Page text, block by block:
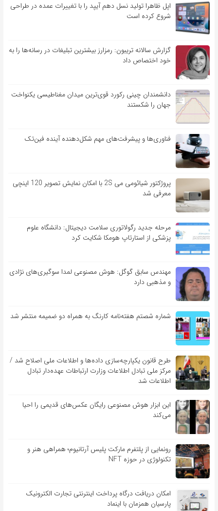
اپل ظاهرا تولید نسل دهم آیپد را با تغییرات عمده در طراحی
شروع کرده است
گزارش سالانه تریبون: رمزارز بیشترین تبلیغات در رسانه‌ها را به
خود اختصاص داد
دانشمندان چینی رکورد قوی‌ترین میدان مغناطیسی یکنواخت
جهان را شکستند
فناوری‌ها و پیشرفت‌های مهم شکل‌دهنده آینده فین‌تک
پروژکتور شیائومی می 2S با امکان نمایش تصویر 120 اینچی
معرفی شد
مرحله جدید رگولاتوری سلامت دیجیتال: دانشگاه علوم
پزشکی از استارتاپ هومکا شکایت کرد
مهندس سابق گوگل: هوش مصنوعی لمدا سوگیری‌های نژادی
و مذهبی دارد
شماره شصتم هفته‌نامه کارنگ به همراه دو ضمیمه منتشر شد
طرح قانون یکپارچه‌سازی داده‌ها و اطلاعات ملی اصلاح شد /
مرکز ملی تبادل اطلاعات وزارت ارتباطات عهده‌دار تبادل
اطلاعات شد
این ابزار هوش مصنوعی رایگان عکس‌های قدیمی را احیا
می‌کند
رونمایی از پلتفرم مارکت پلیس آرتانیوم؛ همراهی هنر و
تکنولوژی در حوزه NFT
امکان دریافت درگاه پرداخت اینترنتی تجارت الکترونیک
پارسیان همزمان با اینماد